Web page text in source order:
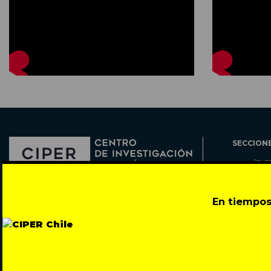
En
Todos los derechos reservados © 2007-2026